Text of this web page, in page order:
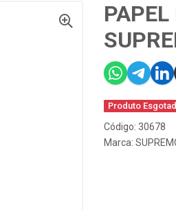
Produto
Código: 30678
Marca: